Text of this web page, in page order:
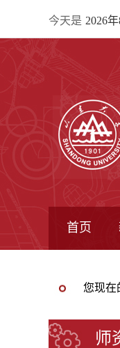
今天是 2026
首页
您现在
师